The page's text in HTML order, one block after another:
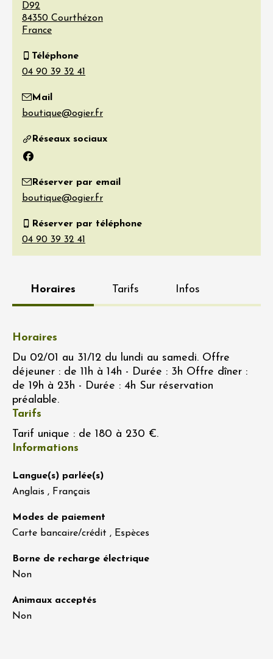
D92
84350 Courthézon
France
Téléphone
Mail
Réseaux sociaux
Facebook
Réserver par email
Réserver par téléphone
Horaires Tarifs Infos
Horaires
Du 02/01 au 31/12 du lundi au samedi. Offre
déjeuner : de 11h à 14h - Durée : 3h Offre dîner :
de 19h à 23h - Durée : 4h Sur réservation
préalable.
Tarifs
Tarif unique : de 180 à 230 €.
Informations
Langue(s) parlée(s)
Anglais , Français
Modes de paiement
Carte bancaire/crédit , Espèces
Borne de recharge électrique
Non
Animaux acceptés
Non